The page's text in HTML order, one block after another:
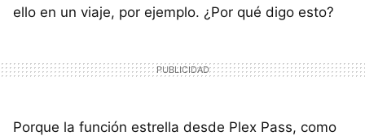
ello en un viaje, por ejemplo. ¿Por qué digo esto?
Porque la función estrella desde Plex Pass, como